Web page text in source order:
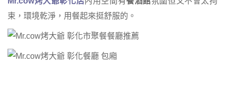
束，環境乾淨，用餐起來挺舒服的。